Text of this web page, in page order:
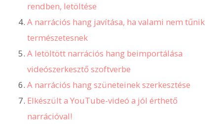
rendben, letöltése
A narrációs hang javítása, ha valami nem tűnik
természetesnek
A letöltött narrációs hang beimportálása
videószerkesztő szoftverbe
A narrációs hang szüneteinek szerkesztése
Elkészült a YouTube-videó a jól érthető
narrációval!